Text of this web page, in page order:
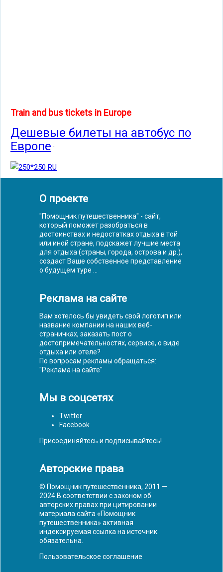
Train and bus tickets in Europe
Дешевые билеты на автобус по
Европе :
О проекте
"Помощник путешественника" - сайт,
который поможет разобраться в
достоинствах и недостатках отдыха в той
или иной стране, подскажет лучшие места
для отдыха (страны, города, острова и др.),
создаст Ваше собственное представление
о будущем туре ...
Реклама на сайте
Вам хотелось бы увидеть свой логотип или
название компании на наших веб-
страничках, заказать пост о
достопримечательностях, сервисе, о виде
отдыха или отеле?
По вопросам рекламы обращаться:
"Реклама на сайте"
Мы в соцсетях
Twitter
Facebook
Присоединяйтесь и подписывайтесь!
Авторские права
© Помощник путешественника, 2011 —
2024 В соответствии с законом об
авторских правах при цитировании
материала сайта «Помощник
путешественника» активная
индексируемая ссылка на источник
обязательна.
Пользовательское соглашение